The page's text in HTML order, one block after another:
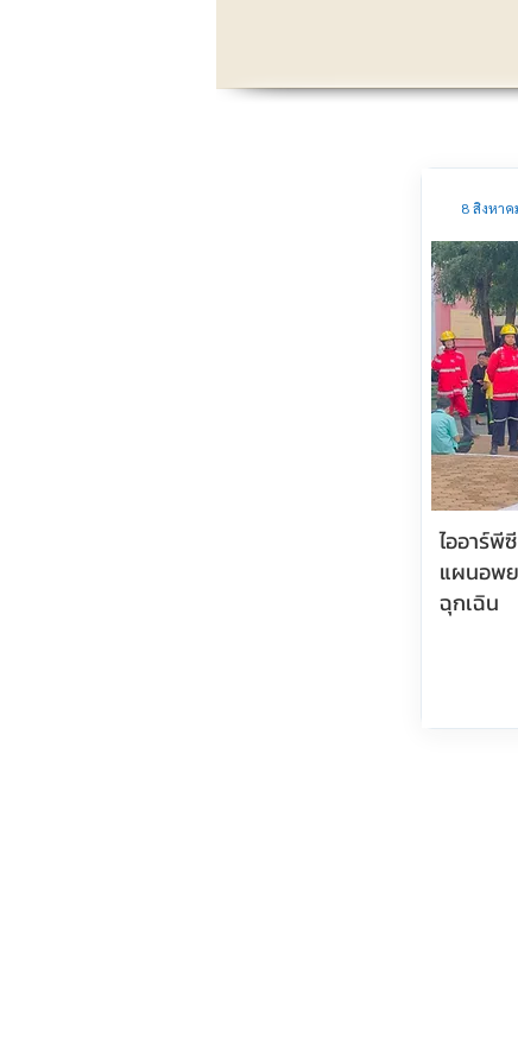
8 สิงหาค
ไออาร์พี
แผนอพ
ฉุกเฉิน